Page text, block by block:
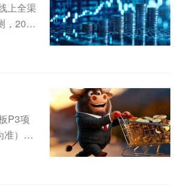
上全渠
，2026
P3项
准），